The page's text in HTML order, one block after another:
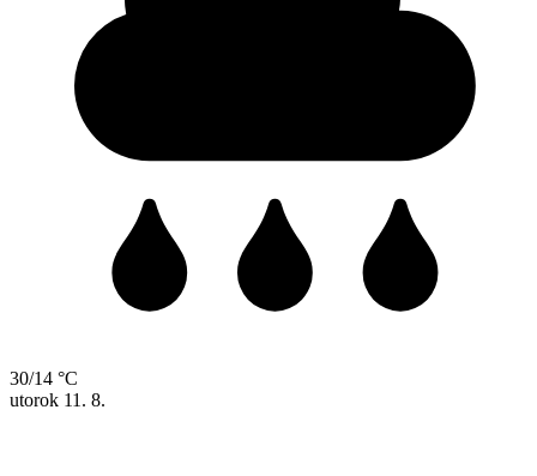
30/14 °C
utorok 11. 8.